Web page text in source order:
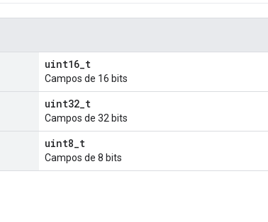
uint16_t
Campos de 16 bits
uint32_t
Campos de 32 bits
uint8_t
Campos de 8 bits